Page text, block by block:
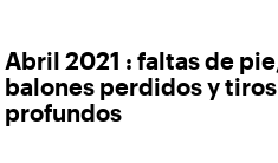
Abril 2021 : faltas de pie,
balones perdidos y tiros
profundos